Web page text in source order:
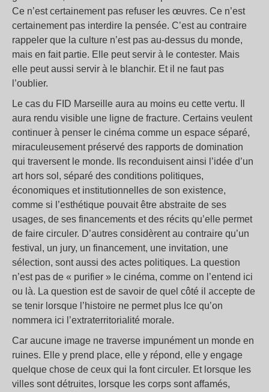
Ce n’est certainement pas refuser les œuvres. Ce n’est
certainement pas interdire la pensée. C’est au contraire
rappeler que la culture n’est pas au-dessus du monde,
mais en fait partie. Elle peut servir à le contester. Mais
elle peut aussi servir à le blanchir. Et il ne faut pas
l’oublier.
Le cas du FID Marseille aura au moins eu cette vertu. Il
aura rendu visible une ligne de fracture. Certains veulent
continuer à penser le cinéma comme un espace séparé,
miraculeusement préservé des rapports de domination
qui traversent le monde. Ils reconduisent ainsi l’idée d’un
art hors sol, séparé des conditions politiques,
économiques et institutionnelles de son existence,
comme si l’esthétique pouvait être abstraite de ses
usages, de ses financements et des récits qu’elle permet
de faire circuler. D’autres considèrent au contraire qu’un
festival, un jury, un financement, une invitation, une
sélection, sont aussi des actes politiques. La question
n’est pas de « purifier » le cinéma, comme on l’entend ici
ou là. La question est de savoir de quel côté il accepte de
se tenir lorsque l’histoire ne permet plus lce qu’on
nommera ici l’extraterritorialité morale.
Car aucune image ne traverse impunément un monde en
ruines. Elle y prend place, elle y répond, elle y engage
quelque chose de ceux qui la font circuler. Et lorsque les
villes sont détruites, lorsque les corps sont affamés,